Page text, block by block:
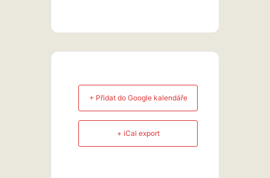
+ Přidat do Google kalendáře
+ iCal export